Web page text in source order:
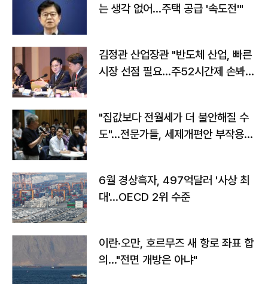
는 생각 없어…주택 공급 '속도전'"
김정관 산업장관 "반도체 산업, 빠른
시장 선점 필요…주52시간제 손봐
"집값보다 전월세가 더 불안해질 수
도"…전문가들, 세제개편안 부작용
6월 경상흑자, 497억달러 '사상 최
대'…OECD 2위 수준
이란·오만, 호르무즈 새 항로 좌표 합
의…"전면 개방은 아냐"